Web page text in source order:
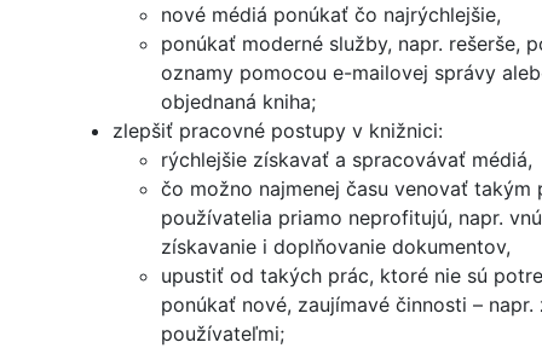
nové médiá ponúkať čo najrýchlejšie,
ponúkať moderné služby, napr. rešerše,
oznamy pomocou e-mailovej správy
objednaná kniha;
zlepšiť pracovné postupy v knižnici:
rýchlejšie získavať a spracovávať médiá,
čo možno najmenej času venovať takým
používatelia priamo neprofitujú, napr.
získavanie i doplňovanie dokumentov,
upustiť od takých prác, ktoré nie sú
ponúkať nové, zaujímavé činnosti –
používateľmi;